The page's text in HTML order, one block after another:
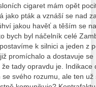
cigaret mám opět
jako pták a vznáší se nad
jakou havěť a těším se
bych byl náčelník celé
k silnici a jeden z
promíchalo a dostavuje
tady opravdu je. Indikace
svého rozumu, ale ten